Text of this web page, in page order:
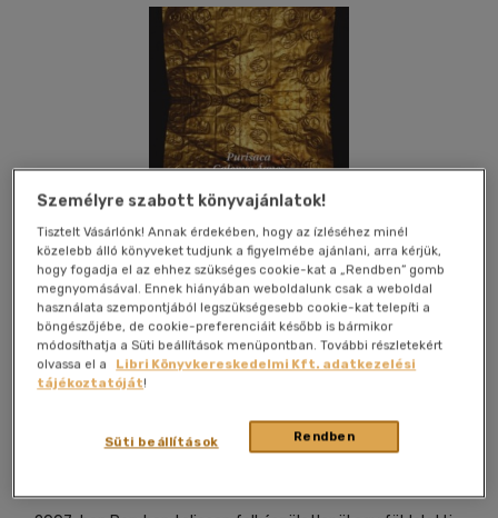
Kívánságlistához adom
(2 vélemény)
Személyre szabott könyvajánlatok!
Tisztelt Vásárlónk! Annak érdekében, hogy az ízléséhez minél
közelebb álló könyveket tudjunk a figyelmébe ajánlani, arra kérjük,
hogy fogadja el az ehhez szükséges cookie-kat a „Rendben” gomb
megnyomásával. Ennek hiányában weboldalunk csak a weboldal
használata szempontjából legszükségesebb cookie-kat telepíti a
böngészőjébe, de cookie-preferenciáit később is bármikor
módosíthatja a Süti beállítások menüpontban. További részletekért
olvassa el a
Libri Könyvkereskedelmi Kft. adatkezelési
tájékoztatóját!
Rendben
Süti beállítások